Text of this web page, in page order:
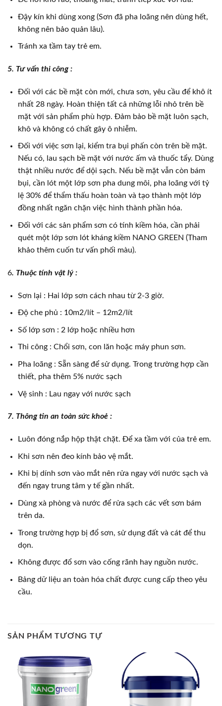
Đậy kín khi dùng xong (Sơn đã pha loãng nên dùng hết,
không nên bảo quản lâu).
Tránh xa tầm tay trẻ em.
5. Tư vấn thi công :
Đối với các bề mặt còn mới, chưa sơn, yêu cầu để khô ít
nhất 28 ngày. Hoàn thiện tất cả những lỗi nhỏ trên bề
mặt với sản phẩm phù hợp. Đảm bảo bề mặt luôn sạch,
khô và không có chất gây ô nhiễm.
Đối với việc sơn lại, kiểm tra bụi phấn còn trên bề mặt.
Nếu có, lau sạch bề mặt với nước ấm và thuốc tẩy. Dùng
thật nhiều nước để dội sạch. Nếu bề mặt vẫn còn bám
bụi, cần lót một lớp sơn pha dung môi, pha loãng với tỷ
lệ 30% để thẩm thấu hoàn toàn và tạo thành một lớp
đồng nhất ngăn chặn việc hình thành phần hóa.
Đối với các sản phẩm sơn có tính kiềm hóa, cần phải
quét một lớp sơn lót kháng kiềm NANO GREEN (Tham
khảo thêm cuốn tư vấn phối màu).
6. Thuộc tính vật lý :
Sơn lại : Hai lớp sơn cách nhau từ 2-3 giờ.
Độ che phủ : 10m2/lít – 12m2/lít
Số lớp sơn : 2 lớp hoặc nhiều hơn
Thi công : Chổi sơn, con lăn hoặc máy phun sơn.
Pha loãng : Sẵn sàng để sử dụng. Trong trường hợp cần
thiết, pha thêm 5% nước sạch
Vệ sinh : Lau ngay với nước sạch
7. Thông tin an toàn sức khoẻ :
Luôn đóng nắp hộp thật chặt. Để xa tầm với của trẻ em.
Khi sơn nên đeo kính bảo vệ mắt.
Khi bị dính sơn vào mắt nên rửa ngay với nước sạch và
đến ngay trung tâm y tế gần nhất.
Dùng xà phòng và nước để rửa sạch các vết sơn bám
trên da.
Trong trường hợp bị đổ sơn, sử dụng đất và cát để thu
dọn.
Không được đổ sơn vào cống rãnh hay nguồn nước.
Bảng dữ liệu an toàn hóa chất được cung cấp theo yêu
cầu.
SẢN PHẨM TƯƠNG TỰ